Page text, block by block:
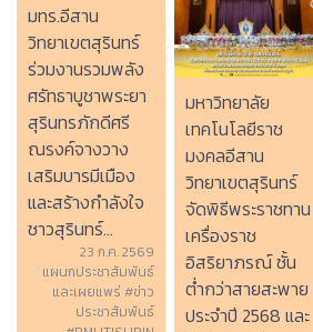
มทร.อีสาน
วิทยาเขตสุรินทร์
ร่วมงานรวมพลัง
ศรัทธาบูชาพระยา
สุรินทรภักดีศรี
ณรงค์จางวาง
เสริมบารมีเมือง
และสร้างกำลังใจ
ชาวสุรินทร์...
23 ก.ค. 2569
แผนกประชาสัมพันธ์
และเผยแพร่ #ข่าว
ประชาสัมพันธ์
มหาวิทยาลัย
เทคโนโลยีราช
มงคลอีสาน
วิทยาเขตสุรินทร์
จัดพิธีพระราชทาน
เครื่องราช
อิสริยาภรณ์ ชั้น
ต่ำกว่าสายสะพาย
ประจำปี 2568 และ